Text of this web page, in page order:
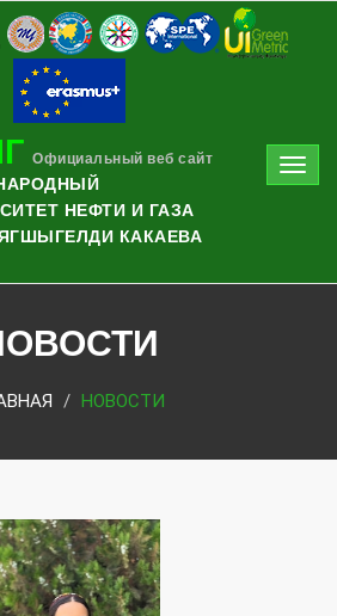
Официальный веб сайт
НЕФТИ И ГАЗА
КАКАЕВА
НОВОСТИ